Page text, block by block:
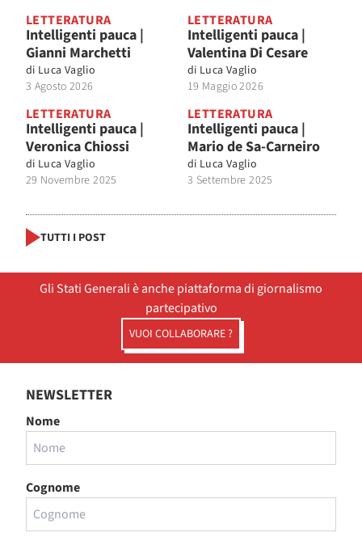
LETTERATURA
Intelligenti pauca |
Gianni Marchetti
di Luca Vaglio
3 Agosto 2026
LETTERATURA
Intelligenti pauca |
Valentina Di Cesare
di Luca Vaglio
19 Maggio 2026
LETTERATURA
Intelligenti pauca |
Veronica Chiossi
di Luca Vaglio
29 Novembre 2025
LETTERATURA
Intelligenti pauca |
Mario de Sa-Carneiro
di Luca Vaglio
3 Settembre 2025
TUTTI I POST
Gli Stati Generali è anche piattaforma di giornalismo
partecipativo
VUOI COLLABORARE ?
NEWSLETTER
Nome
Cognome